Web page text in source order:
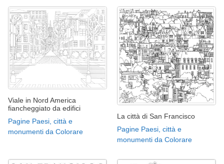
Viale in Nord America
fiancheggiato da edifici
Pagine Paesi, città e
monumenti da Colorare
La città di San Francisco
Pagine Paesi, città e
monumenti da Colorare